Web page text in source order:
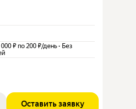
₽ по 200 ₽/день · Без
Оставить заявку